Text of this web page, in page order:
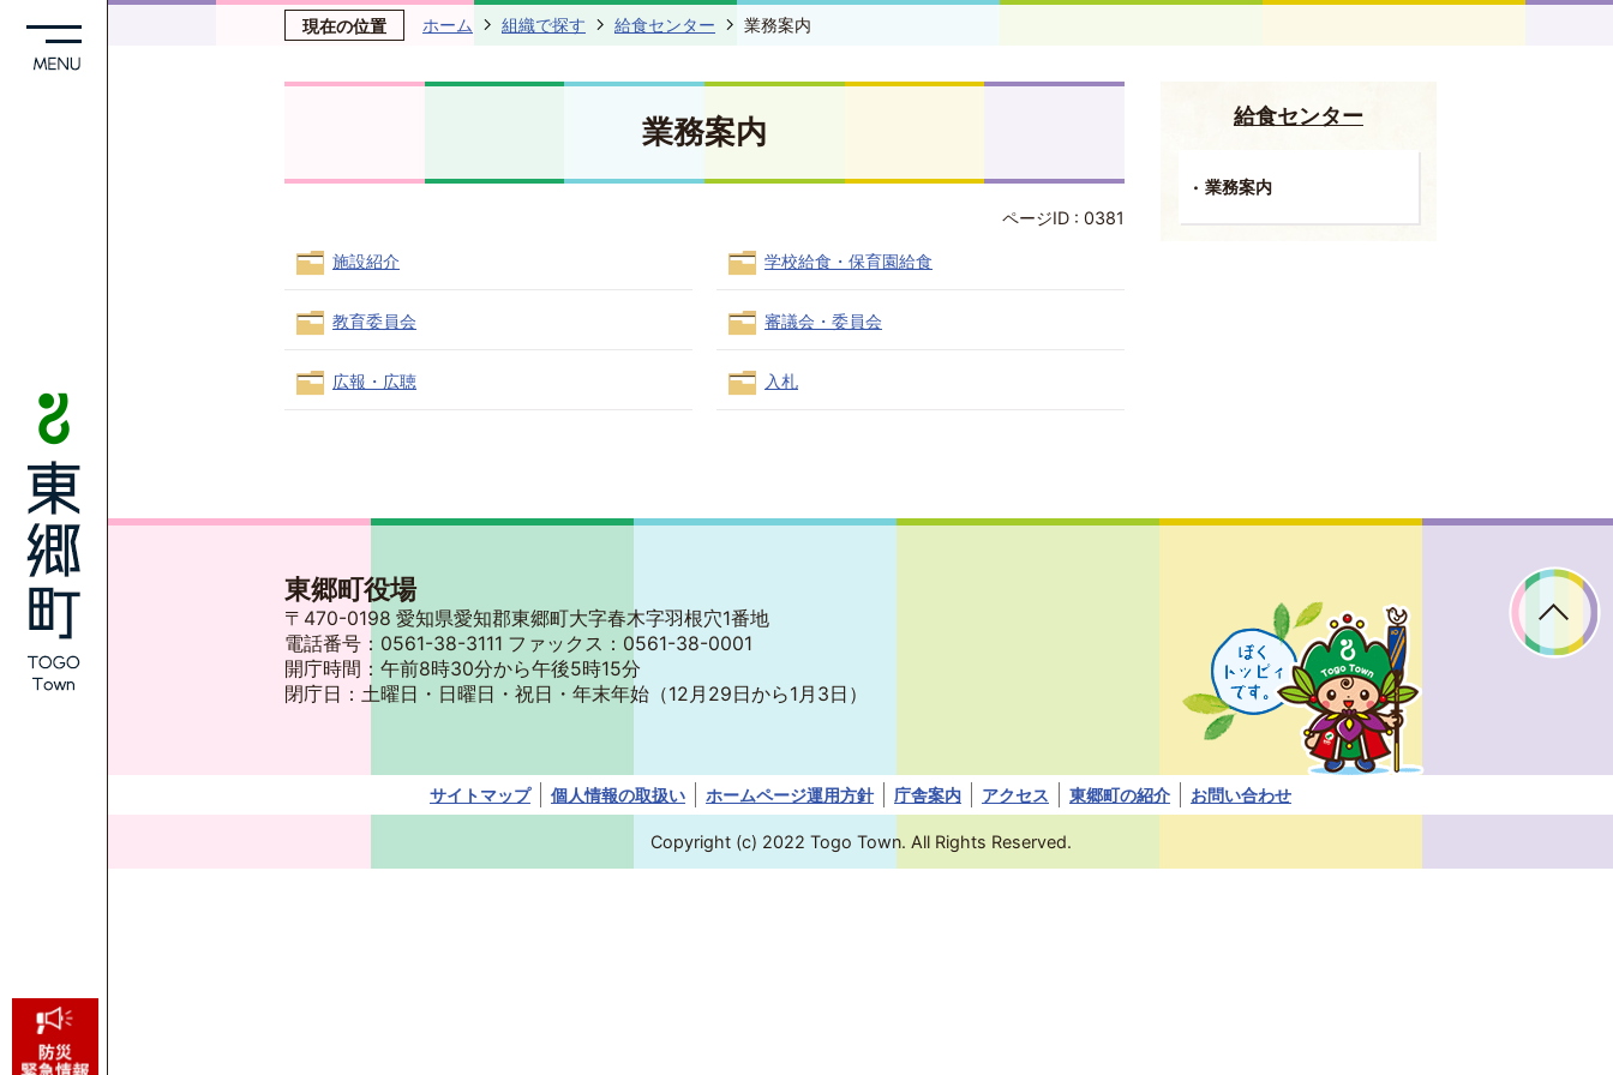
現在の位置 ホーム 組織で探す 給食センター 業務案内
業務案内
ページID : 0381
施設紹介 学校給食・保育園給食
教育委員会 審議会・委員会
広報・広聴 入札
給食センター
業務案内
東郷町役場
〒470-0198 愛知県愛知郡東郷町大字春木字羽根穴1番地
電話番号：0561-38-3111 ファックス：0561-38-0001
開庁時間：午前8時30分から午後5時15分
閉庁日：土曜日・日曜日・祝日・年末年始 （12月29日から1月3日）
ッ
ピ
す。
サイトマップ 個人情報の取扱い ホームページ運用方針 庁舎案内 アクセス 東郷町の紹介 お問い合わせ
Copyright (c) 2022 Togo Town. All Rights Reserved.